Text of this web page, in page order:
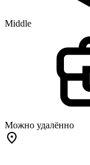
Middle
Можно удалённо